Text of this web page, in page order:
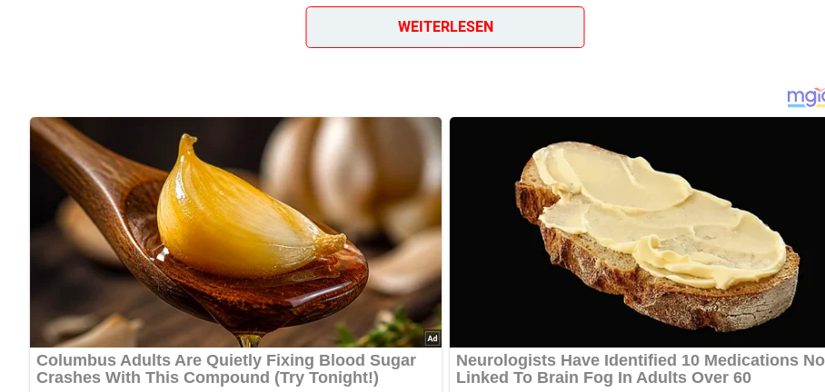
Mit nur wenigen Zutaten und minimalem Aufwand zauberst du ein Gericht, das sowohl alltagstauglich als auch elegant ist. Ob
WEITERLESEN